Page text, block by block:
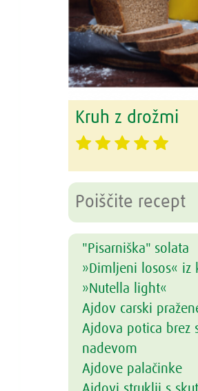
Kruh z drožmi
"Pisarniška" solata
»Dimljeni losos« iz
»Nutella light«
Ajdov carski
Ajdova potica brez
nadevom
Ajdove palačinke